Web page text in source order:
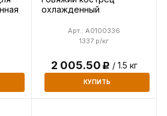
охлажденный
1337 р/кг
Арт.: A0100336
2 005.50Р / 1.5 кг
КУПИТЬ